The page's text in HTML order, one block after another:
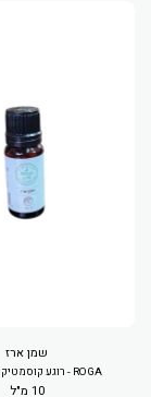
שמן ארז
ROGA - רוגע קוסמטיקה אורגנית
10 מ"ל